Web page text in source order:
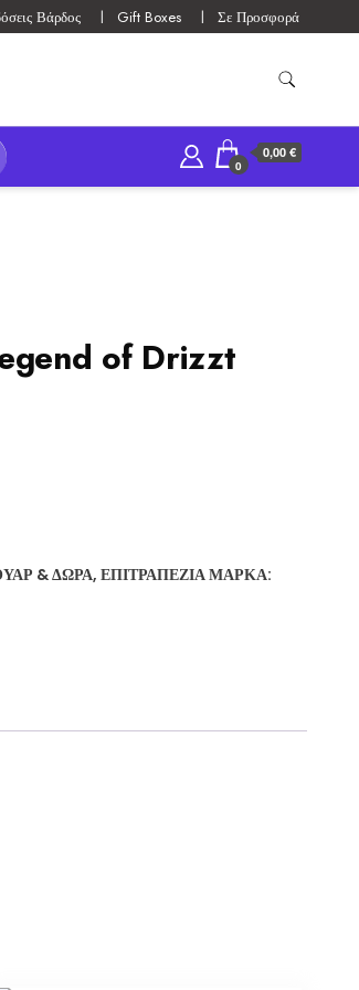
Βάρδος Gift Boxes Σε Προσφορά
0
0,00 €
of Drizzt
& ΔΏΡΑ, ΕΠΙΤΡΑΠΈΖΙΑΜΆΡΚΑ: